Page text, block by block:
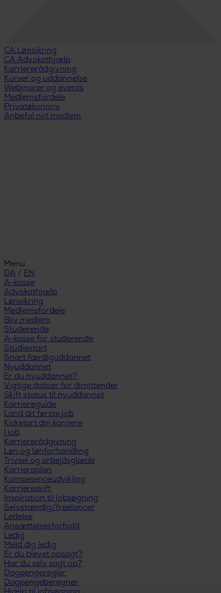
CA Lønsikring
CA Advokathjælp
Karriererådgivning
Kurser og uddannelse
Webinarer og events
Medlemsfordele
Privatøkonomi
Anbefal nyt medlem
Menu
DA / EN
A-kasse
Advokathjælp
Lønsikring
Medlemsfordele
Bliv medlem
Studerende
A-kasse for studerende
Studiestart
Snart færdiguddannet
Nyuddannet
Er du nyuddannet?
Vigtige datoer for dimittender
Skift status til nyuddannet
Karriereguide
Land dit første job
Kickstart din karriere
I job
Karriererådgivning
Løn og lønforhandling
Trivsel og arbejdsglæde
Karriereplan
Kompetenceudvikling
Karriereskift
Inspiration til jobsøgning
Selvstændig/freelancer
Ledelse
Ansættelsesforhold
Ledig
Meld dig ledig
Er du blevet opsagt?
Har du selv sagt op?
Dagpengeregler
Dagpengeberegner